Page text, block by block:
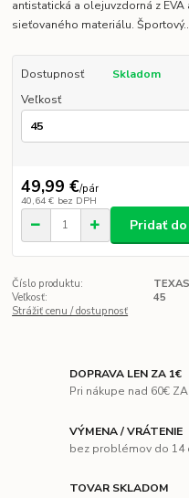
antistatická a olejuvzdorná z
sieťovaného materiálu.
Dostupnosť
Skladom
Veľkosť
49,99 €/pár
40,64 € bez DPH
Pridať
Číslo produktu:
Veľkosť:
45
Strážiť cenu / dostupnosť
DOPRAVA LEN ZA 1€
Pri nákupe nad 60€
VÝMENA / VRÁTENIE
bez problémov do 14
TOVAR SKLADOM